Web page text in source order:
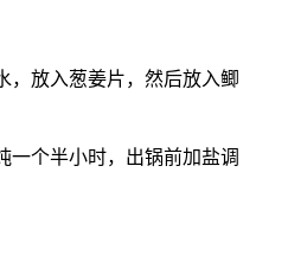
，放入葱姜片，然后放入鲫
一个半小时，出锅前加盐调